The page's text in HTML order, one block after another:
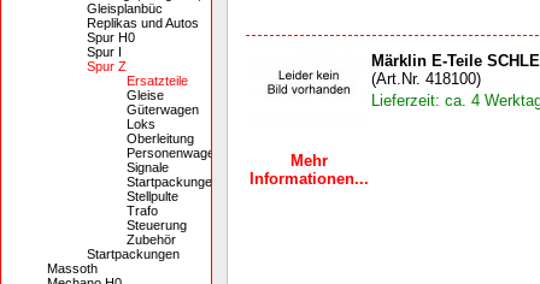
Gleisplanbüc
Replikas und Autos
Spur H0
Spur I
Spur Z
Ersatzteile
Gleise
Güterwagen
Loks
Oberleitung
Personenwagen
Signale
Startpackungen
Stellpulte
Trafo
Steuerung
Zubehör
Startpackungen
Massoth
Mehr
Informationen...
Märklin E-Teile
(Art.Nr. 418100)
Lieferzeit: ca. 4